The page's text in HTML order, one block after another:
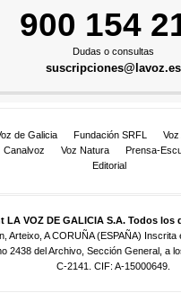
900 154
Dudas o consultas
suscripciones@lavoz.es
de Galicia Fundación SRFL Voz
Canalvoz Voz Natura Prensa-
Editorial
LA VOZ DE GALICIA S.A. Todos los
Arteixo, A CORUÑA (ESPAÑA)
2438 del Archivo, Sección General, a
C-2141. CIF: A-15000649.